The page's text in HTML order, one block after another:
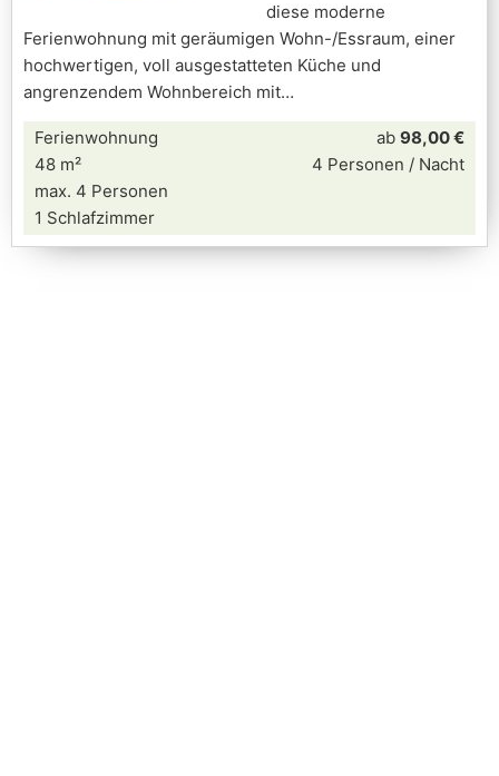
diese moderne
Ferienwohnung mit geräumigen Wohn-/Essraum, einer
hochwertigen, voll ausgestatteten Küche und
angrenzendem Wohnbereich mit
Ferienwohnung
48 m²
max. 4 Personen
1 Schlafzimmer
ab 98,00 €
4 Personen / Nacht